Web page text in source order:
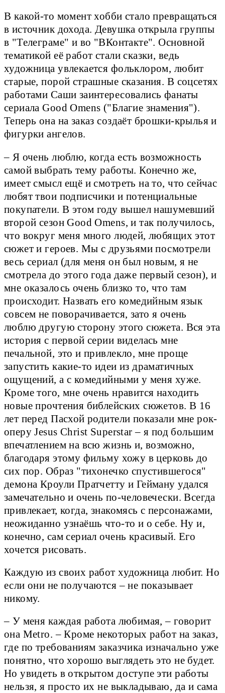
В какой-то момент хобби стало превращаться
в источник дохода. Девушка открыла группы
в "Телеграме" и во "ВКонтакте". Основной
тематикой её работ стали сказки, ведь
художница увлекается фольклором, любит
старые, порой страшные сказания. В соцсетях
работами Саши заинтересовались фанаты
сериала Good Omens ("Благие знамения").
Теперь она на заказ создаёт брошки-крылья и
фигурки ангелов.
– Я очень люблю, когда есть возможность
самой выбрать тему работы. Конечно же,
имеет смысл ещё и смотреть на то, что сейчас
любят твои подписчики и потенциальные
покупатели. В этом году вышел нашумевший
второй сезон Good Omens, и так получилось,
что вокруг меня много людей, любящих этот
сюжет и героев. Мы с друзьями посмотрели
весь сериал (для меня он был новым, я не
смотрела до этого года даже первый сезон), и
мне оказалось очень близко то, что там
происходит. Назвать его комедийным язык
совсем не поворачивается, зато я очень
люблю другую сторону этого сюжета. Вся эта
история с первой серии виделась мне
печальной, это и привлекло, мне проще
запустить какие-то идеи из драматичных
ощущений, а с комедийными у меня хуже.
Кроме того, мне очень нравится находить
новые прочтения библейских сюжетов. В 16
лет перед Пасхой родители показали мне рок-
оперу Jesus Christ Superstar – я под большим
впечатлением на всю жизнь и, возможно,
благодаря этому фильму хожу в церковь до
сих пор. Образ "тихонечко спустившегося"
демона Кроули Пратчетту и Гейману удался
замечательно и очень по-человечески. Всегда
привлекает, когда, знакомясь с персонажами,
неожиданно узнаёшь что-то и о себе. Ну и,
конечно, сам сериал очень красивый. Его
хочется рисовать.
Каждую из своих работ художница любит. Но
если они не получаются – не показывает
никому.
– У меня каждая работа любимая, – говорит
она Metro. – Кроме некоторых работ на заказ,
где по требованиям заказчика изначально уже
понятно, что хорошо выглядеть это не будет.
Но увидеть в открытом доступе эти работы
нельзя, я просто их не выкладываю, да и сама